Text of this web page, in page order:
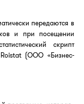
передаются в
и при посещении
скрипт
(ООО «Бизнес-